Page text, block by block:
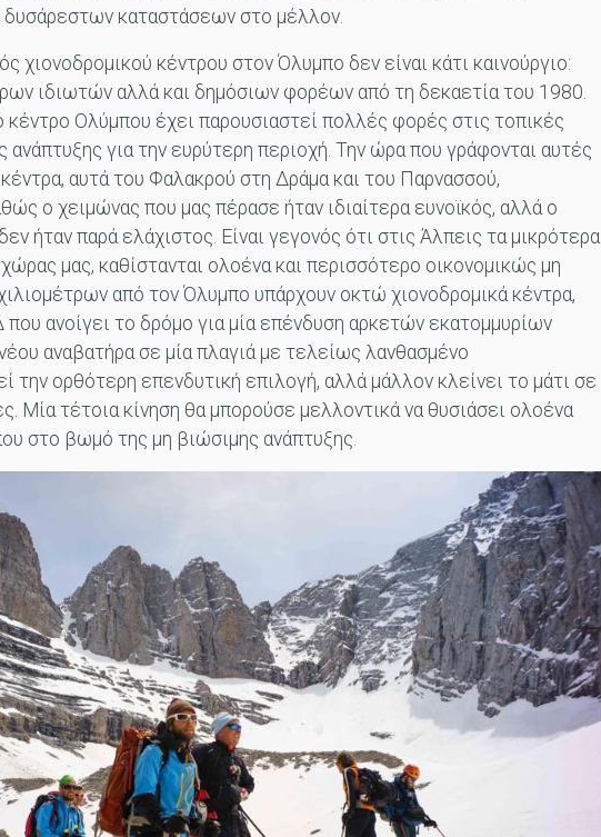
δυσάρεστων καταστάσεων στο μέλλον.
χιονοδρομικού κέντρου στον Όλυμπο δεν είναι κάτι καινούργιο:
ιδιωτών αλλά και δημόσιων φορέων από τη δεκαετία του 1980.
κέντρο Ολύμπου έχει παρουσιαστεί πολλές φορές στις τοπικές
για την ευρύτερη περιοχή. Την ώρα που γράφονται αυτές
αυτά του Φαλακρού στη Δράμα και του Παρνασσού,
ο χειμώνας που μας πέρασε ήταν ιδιαίτερα ευνοϊκός, αλλά ο
ήταν παρά ελάχιστος. Είναι γεγονός ότι στις Άλπεις τα μικρότερα
μας, καθίστανται ολοένα και περισσότερο οικονομικώς μη
από τον Όλυμπο υπάρχουν οκτώ χιονοδρομικά κέντρα,
ανοίγει το δρόμο για μία επένδυση αρκετών εκατομμυρίων
αναβατήρα σε μία πλαγιά με τελείως λανθασμένο
την ορθότερη επενδυτική επιλογή, αλλά μάλλον κλείνει το μάτι σε
Μία τέτοια κίνηση θα μπορούσε μελλοντικά να θυσιάσει ολοένα
στο βωμό της μη βιώσιμης ανάπτυξης.